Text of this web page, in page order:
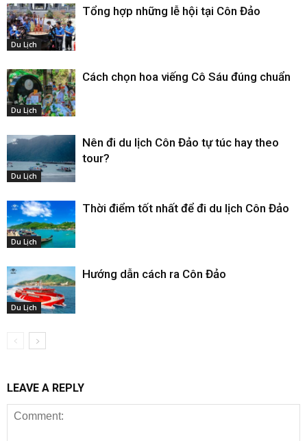
Du Lịch
Tổng hợp những lễ hội tại Côn Đảo
Du Lịch
Cách chọn hoa viếng Cô Sáu đúng chuẩn
Du Lịch
Nên đi du lịch Côn Đảo tự túc hay theo
tour?
Du Lịch
Thời điểm tốt nhất để đi du lịch Côn Đảo
Du Lịch
Hướng dẫn cách ra Côn Đảo
LEAVE A REPLY